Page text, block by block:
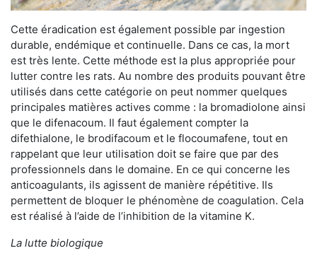
Cette éradication est également possible par ingestion
durable, endémique et continuelle. Dans ce cas, la mort
est très lente. Cette méthode est la plus appropriée pour
lutter contre les rats. Au nombre des produits pouvant être
utilisés dans cette catégorie on peut nommer quelques
principales matières actives comme : la bromadiolone ainsi
que le difenacoum. Il faut également compter la
difethialone, le brodifacoum et le flocoumafene, tout en
rappelant que leur utilisation doit se faire que par des
professionnels dans le domaine. En ce qui concerne les
anticoagulants, ils agissent de manière répétitive. Ils
permettent de bloquer le phénomène de coagulation. Cela
est réalisé à l’aide de l’inhibition de la vitamine K.
La lutte biologique